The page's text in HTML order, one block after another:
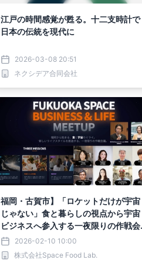
江戸の時間感覚が甦る。十二支時計で
日本の伝統を現代に
2026-03-08 20:51
ネクシデア合同会社
福岡・古賀市】「ロケットだけが宇宙
じゃない」食と暮らしの視点から宇宙
ビジネスへ参入する一夜限りの作戦会
議「FUKUOKA SPACE BUSINESS & LI
FE MEETUP 2026」を2月18日（水）
2026-02-10 10:00
株式会社Space Food Lab.